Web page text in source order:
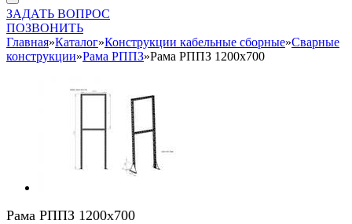
ЗАДАТЬ ВОПРОС
ПОЗВОНИТЬ
Главная»Каталог»Конструкции кабельные сборные»Сварные
конструкции»Рама РППЗ»Рама РППЗ 1200х700
Рама РППЗ 1200х700